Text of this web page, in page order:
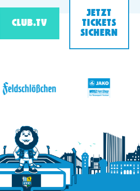
CLUB.TV
JETZT
TICKETS
SICHERN